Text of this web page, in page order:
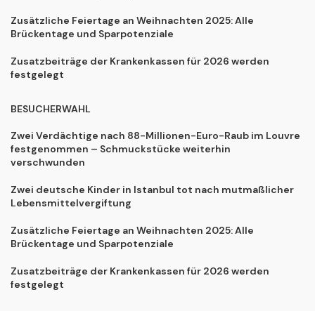
Zusätzliche Feiertage an Weihnachten 2025: Alle
Brückentage und Sparpotenziale
Zusatzbeiträge der Krankenkassen für 2026 werden
festgelegt
BESUCHERWAHL
Zwei Verdächtige nach 88-Millionen-Euro-Raub im Louvre
festgenommen – Schmuckstücke weiterhin
verschwunden
Zwei deutsche Kinder in Istanbul tot nach mutmaßlicher
Lebensmittelvergiftung
Zusätzliche Feiertage an Weihnachten 2025: Alle
Brückentage und Sparpotenziale
Zusatzbeiträge der Krankenkassen für 2026 werden
festgelegt